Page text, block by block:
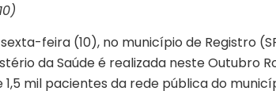
feira (10), no município de Registro
da Saúde é realizada neste
mil pacientes da rede pública do